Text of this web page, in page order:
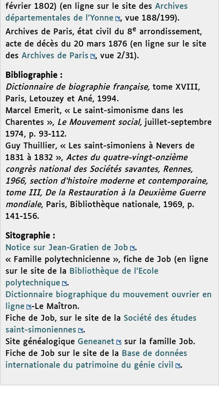
février 1802) (en ligne sur le site des Archives
départementales de l’Yonne
, vue 188/199).
Archives de Paris, état civil du 8e arrondissement,
acte de décès du 20 mars 1876 (en ligne sur le site
des Archives de Paris , vue 2/31).
Bibliographie :
Dictionnaire de biographie française, tome XVIII,
Paris, Letouzey et Ané, 1994.
Marcel Emerit, « Le saint-simonisme dans les
Charentes », Le Mouvement social, juillet-septembre
1974, p. 93-112.
Guy Thuillier, « Les saint-simoniens à Nevers de
1831 à 1832 », Actes du quatre-vingt-onzième
congrès national des Sociétés savantes, Rennes,
1966, section d‘histoire moderne et contemporaine,
tome III, De la Restauration à la Deuxième Guerre
mondiale, Paris, Bibliothèque nationale, 1969, p.
141-156.
Sitographie :
Notice sur Jean-Gratien de Job
.
« Famille polytechnicienne », fiche de Job (en ligne
sur le site de la Bibliothèque de l’Ecole
polytechnique
.
Dictionnaire biographique du mouvement ouvrier en
ligne
-Le Maîtron.
Fiche de Job, sur le site de la Société des études
saint-simoniennes
.
Site généalogique Geneanet
sur la famille Job.
Fiche de Job sur le site de la Base de données
internationale du patrimoine du génie civil
.